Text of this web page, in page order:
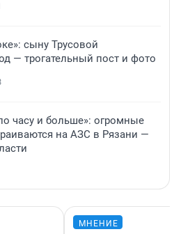
сыну Трусовой
— трогательный пост и фото
часу и больше»: огромные
на АЗС в Рязани —
МНЕНИЕ